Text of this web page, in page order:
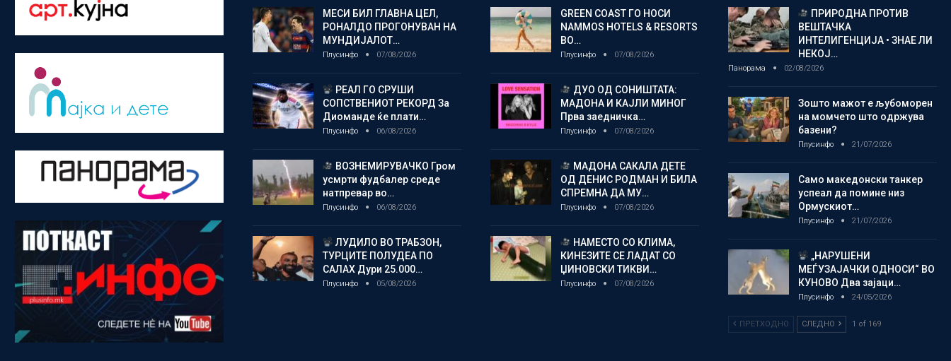
МЕСИ БИЛ ГЛАВНА ЦЕЛ,
РОНАЛДО ПРОГОНУВАН НА
МУНДИЈАЛОТ…
Плусинфо 07/08/2026
РЕАЛ ГО СРУШИ
СОПСТВЕНИОТ РЕКОРД За
Диоманде ќе плати…
Плусинфо 06/08/2026
ВОЗНЕМИРУВАЧКО Гром
усмрти фудбалер среде
натпревар во…
Плусинфо 06/08/2026
ЛУДИЛО ВО ТРАБЗОН,
ТУРЦИТЕ ПОЛУДЕА ПО
САЛАХ Дури 25.000…
Плусинфо 05/08/2026
GREEN COAST ГО НОСИ
NAMMOS HOTELS & RESORTS
ВО…
Плусинфо 07/08/2026
ДУО ОД СОНИШТАТА:
МАДОНА И КАЈЛИ МИНОГ
Прва заедничка…
Плусинфо 07/08/2026
МАДОНА САКАЛА ДЕТЕ
ОД ДЕНИС РОДМАН И БИЛА
СПРЕМНА ДА МУ…
Плусинфо 07/08/2026
НАМЕСТО СО КЛИМА,
КИНЕЗИТЕ СЕ ЛАДАТ СО
ЏИНОВСКИ ТИКВИ…
Плусинфо 07/08/2026
ПРИРОДНА ПРОТИВ
ВЕШТАЧКА
ИНТЕЛИГЕНЦИЈА • ЗНАЕ ЛИ
НЕКОЈ…
Панорама 02/08/2026
Зошто мажот е љубоморен
на момчето што одржува
базени?
Плусинфо 21/07/2026
Само македонски танкер
успеал да помине низ
Ормускиот…
Плусинфо 21/07/2026
„НАРУШЕНИ
МЕЃУЗАЈАЧКИ ОДНОСИ“ ВО
КУНОВО Два зајаци…
Плусинфо 24/05/2026
ПРЕТХОДНО СЛЕДНО 1 of 169